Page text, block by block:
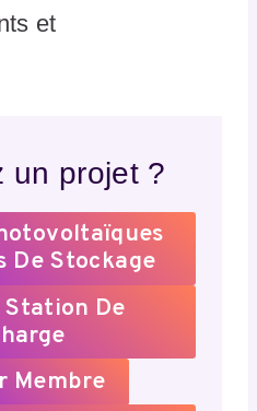
et
un projet ?
De Stockage
De
Membre